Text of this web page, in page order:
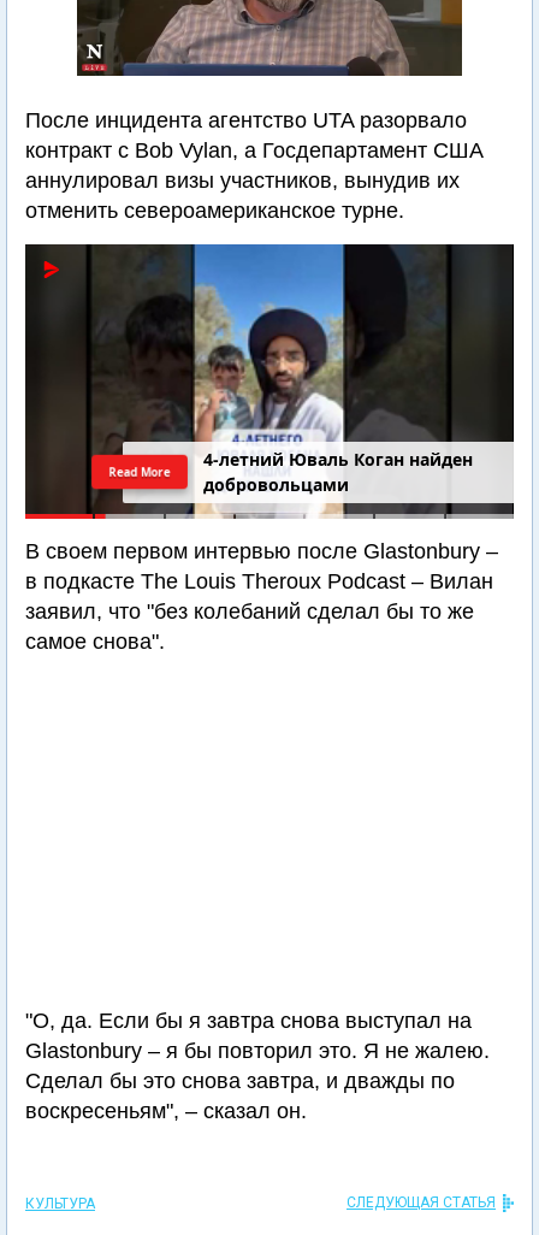
После инцидента агентство UTA разорвало
контракт с Bob Vylan, а Госдепартамент США
аннулировал визы участников, вынудив их
отменить североамериканское турне.
4-летний Юваль Коган найден
добровольцами
Read More
В своем первом интервью после Glastonbury –
в подкасте The Louis Theroux Podcast – Вилан
заявил, что "без колебаний сделал бы то же
самое снова".
"О, да. Если бы я завтра снова выступал на
Glastonbury – я бы повторил это. Я не жалею.
Сделал бы это снова завтра, и дважды по
воскресеньям", – сказал он.
КУЛЬТУРА СЛЕДУЮЩАЯ СТАТЬЯ